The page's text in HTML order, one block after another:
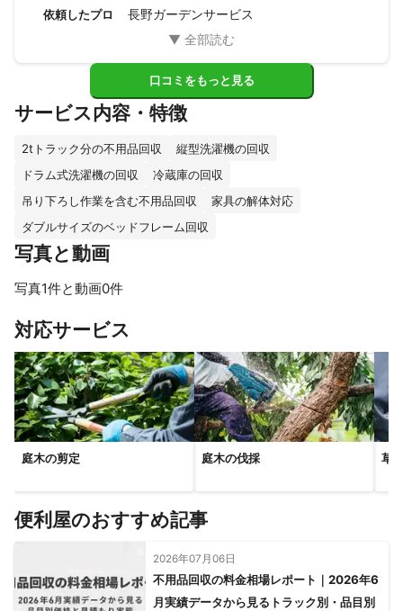
した。
依頼したプロ 長野ガーデンサービス
口コミをもっと見る
サービス内容・特徴
2tトラック分の不用品回収
縦型洗濯機の回収
ドラム式洗濯機の回収
冷蔵庫の回収
吊り下ろし作業を含む不用品回収
家具の解体対応
ダブルサイズのベッドフレーム回収
写真と動画
写真1件と動画0件
対応サービス
庭木の剪定 庭木の伐採 草
便利屋のおすすめ記事
2026年07月06日
不用品回収の料金相場レポート｜2026年6
月実績データから見るトラック別・品目別